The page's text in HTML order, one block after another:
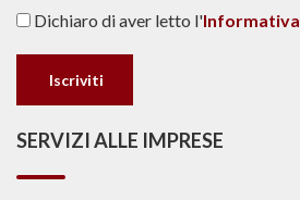
Dichiaro di aver letto l'Informativa
SERVIZI ALLE IMPRESE